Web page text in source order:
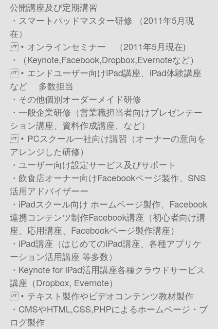
公開講座及び定期講習
・スマートパッドマスター研修 （2011年5月現
在）
・オンラインセミナー （2011年5月現在)
・（Keynote,Facebook,Dropbox,Evernoteなど）
・エンドユーザー向けiPad講座、iPad体験講座
など 多数担当
・ その他個別オーダーメイド研修
・一般企業研修（営業職担当者向けプレゼンテー
ション講座、資料作成講座、など）
・PCスクール一社向け講習（オーナーの意向を
アレンジした研修）
・ユーザー向け設定サービス及びサポート
・飲食店オーナー向けFacebookページ製作、SNS
活用アドバイザー ー
・iPadスクール向け ホームページ製作、Facebook
連携 コンテンツ制作 Facebook講座（初心者向け講
座、応用講座、Facebookページ製作講座）
・iPad講座（はじめてのiPad講座、各種アプリケ
ーション活用講座 等多数）
・Keynote for iPad活用講座 各種クラウドサービス
講座（Dropbox, Evernote）
・テキスト製作やビデオコンテンツ教材製作
・CMSやHTML,CSS,PHPによるホームページ・ブ
ログ製作